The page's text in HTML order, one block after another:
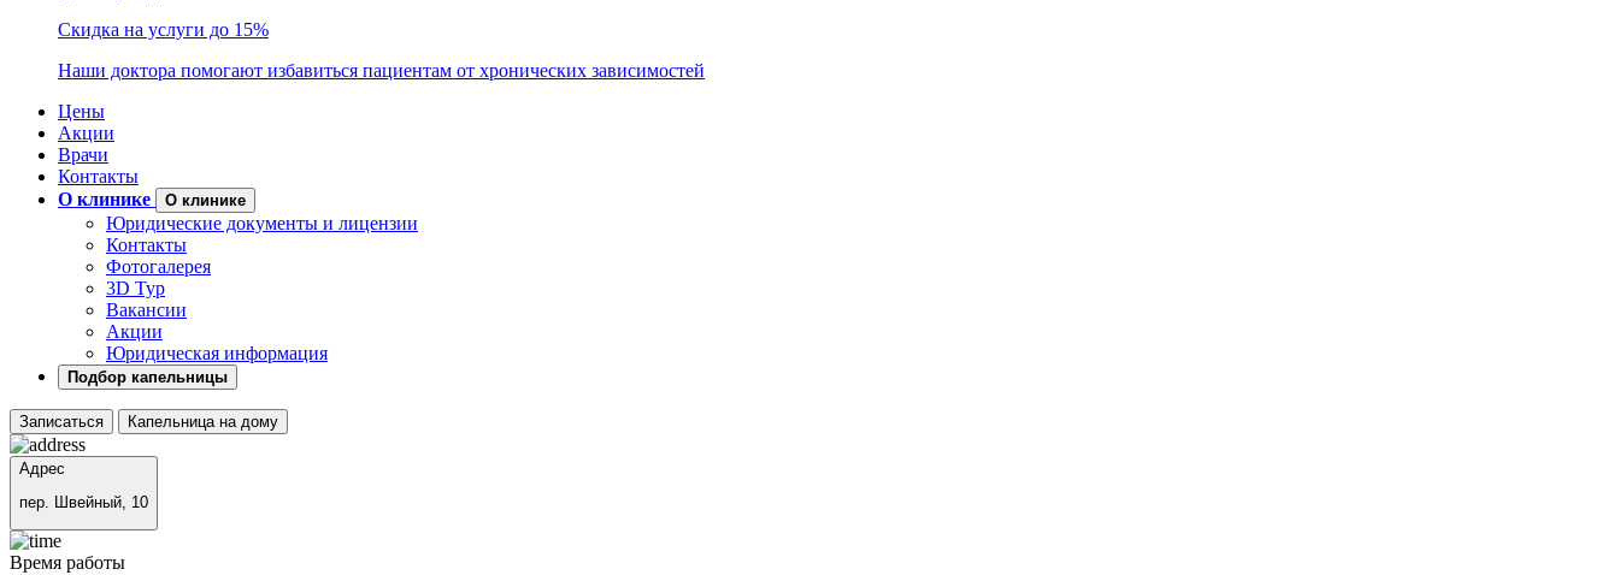
Скидка на услуги до 15%
Наши доктора помогают избавиться пациентам от хронических зависимостей
Цены
Акции
Врачи
Контакты
О клинике
О клинике
Юридические документы и лицензии
Контакты
Фотогалерея
3D Тур
Вакансии
Акции
Юридическая информация
Подбор капельницы
Записаться Капельница на дому
Адрес
пер. Швейный, 10
Время работы